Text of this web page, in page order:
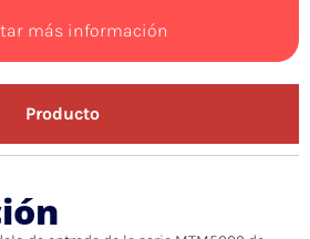
más información
Producto